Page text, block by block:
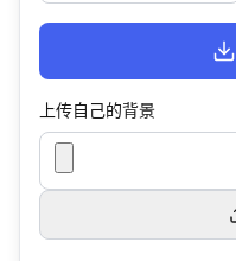
上传自己的背景